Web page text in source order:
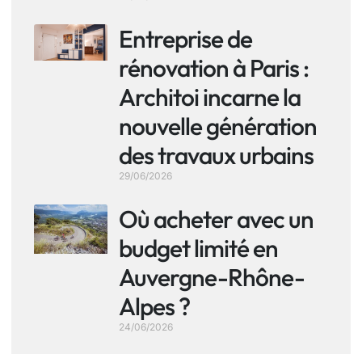
Entreprise de
rénovation à Paris :
Architoi incarne la
nouvelle génération
des travaux urbains
29/06/2026
Où acheter avec un
budget limité en
Auvergne-Rhône-
Alpes ?
24/06/2026